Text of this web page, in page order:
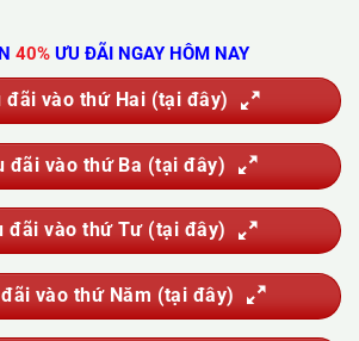
Cao Tầng
Hồi Sàn Đá
Giặt Rèm, Giặt Sofa
Nước Sinh Hoạt
Sạch